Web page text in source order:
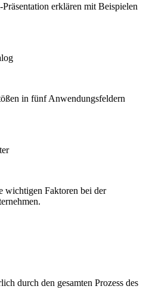
erklären mit Beispielen
in fünf Anwendungsfeldern
wichtigen Faktoren bei der
durch den gesamten Prozess des